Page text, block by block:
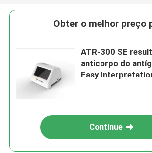
Obter o melhor preço
ATR-300 SE
anticorpo do
Easy
Continue